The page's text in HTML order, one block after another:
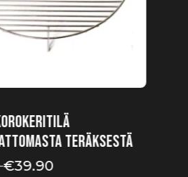
teräksestä
€39.90